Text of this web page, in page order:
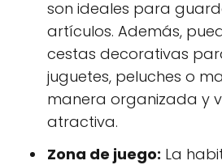
son ideales para
artículos. Además,
cestas decorativas
juguetes, peluches o
manera organizada y
atractiva.
Zona de juego: La